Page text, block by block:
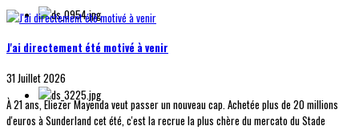
J'ai directement été motivé à venir
31 Juillet 2026
À 21 ans, Eliezer Mayenda veut passer un nouveau cap. Achetée plus de 20 millions
d'euros à Sunderland cet été, c'est la recrue la plus chère du mercato du Stade